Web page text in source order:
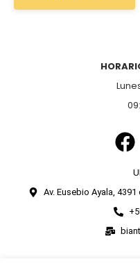
Av. Eusebio Ayala,